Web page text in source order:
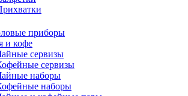
приборы
и кофе
сервизы
сервизы
наборы
наборы